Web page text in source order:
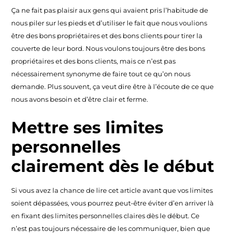
Ça ne fait pas plaisir aux gens qui avaient pris l’habitude de
nous piler sur les pieds et d’utiliser le fait que nous voulions
être des bons propriétaires et des bons clients pour tirer la
couverte de leur bord. Nous voulons toujours être des bons
propriétaires et des bons clients, mais ce n’est pas
nécessairement synonyme de faire tout ce qu’on nous
demande. Plus souvent, ça veut dire être à l’écoute de ce que
nous avons besoin et d’être clair et ferme.
Mettre ses limites
personnelles
clairement dès le début
Si vous avez la chance de lire cet article avant que vos limites
soient dépassées, vous pourrez peut-être éviter d’en arriver là
en fixant des limites personnelles claires dès le début. Ce
n’est pas toujours nécessaire de les communiquer, bien que